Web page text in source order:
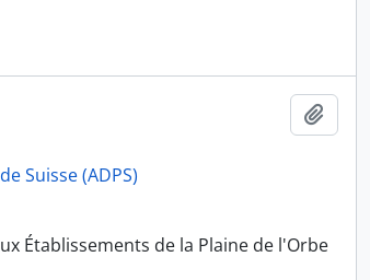
Suisse (ADPS)
Établissements de la Plaine de l'Orbe